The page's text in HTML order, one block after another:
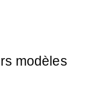
modèles